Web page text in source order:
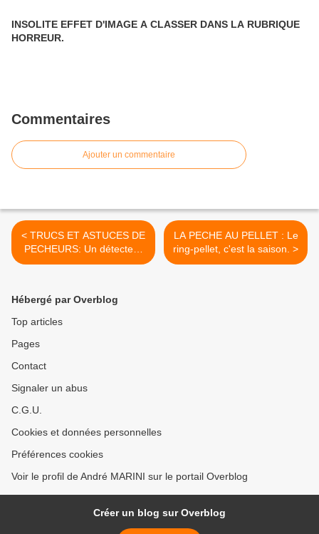
INSOLITE EFFET D'IMAGE A CLASSER DANS LA RUBRIQUE
HORREUR.
Commentaires
Ajouter un commentaire
< TRUCS ET ASTUCES DE
PECHEURS: Un détecteur
de touches artisanal très
LA PECHE AU PELLET : Le
ring-pellet, c'est la saison. >
Hébergé par Overblog
Top articles
Pages
Contact
Signaler un abus
C.G.U.
Cookies et données personnelles
Préférences cookies
Voir le profil de André MARINI sur le portail Overblog
Créer un blog sur Overblog